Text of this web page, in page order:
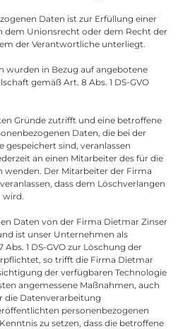
Daten ist zur Erfüllung einer
dem Unionsrecht oder dem Recht der
der Verantwortliche unterliegt.
wurden in Bezug auf angebotene
gemäß Art. 8 Abs. 1 DS-GVO
Gründe zutrifft und eine betroffene
Daten, die bei der
sind, veranlassen
an einen Mitarbeiter des für die
Der Mitarbeiter der Firma
dass dem Löschverlangen
wird.
Daten von der Firma Dietmar Zinser
ist unser Unternehmen als
1 DS-GVO zur Löschung der
so trifft die Firma Dietmar
der verfügbaren Technologie
angemessene Maßnahmen, auch
die Datenverarbeitung
personenbezogenen
zu setzen, dass die betroffene